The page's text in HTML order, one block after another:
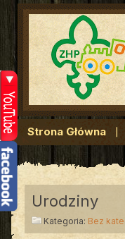
Strona Główna
Urodziny
Kategoria: Bez